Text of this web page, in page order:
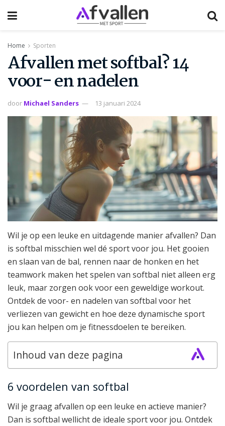
Home Sporten
Afvallen met softbal? 14
voor- en nadelen
door Michael Sanders 13 januari 2024
Wil je op een leuke en uitdagende manier afvallen? Dan
is softbal misschien wel dé sport voor jou. Het gooien
en slaan van de bal, rennen naar de honken en het
teamwork maken het spelen van softbal niet alleen erg
leuk, maar zorgen ook voor een geweldige workout.
Ontdek de voor- en nadelen van softbal voor het
verliezen van gewicht en hoe deze dynamische sport
jou kan helpen om je fitnessdoelen te bereiken.
Inhoud van deze pagina
6 voordelen van softbal
Wil je graag afvallen op een leuke en actieve manier?
Dan is softbal wellicht de ideale sport voor jou. Ontdek